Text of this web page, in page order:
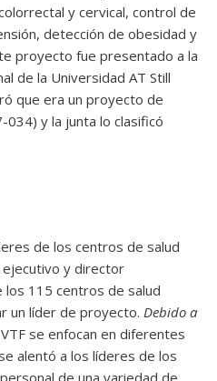
y cervical, control de
detección de obesidad y
proyecto fue presentado a la
de la Universidad AT Still
que era un proyecto de
y la junta lo clasificó
de los centros de salud
y director
115 centros de salud
un líder de proyecto. Debido a
se enfocan en diferentes
alentó a los líderes de los
de una variedad de